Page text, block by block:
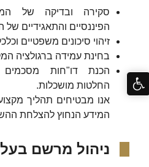
סקירה ובדיקה של
הפיננסיים והתאגידיים
זיהוי סיכונים משפטיים
בחינת עמידה ברגולציה
הכנת דו"חות
החלטות מושכלות.
אנו מבטיחים תהליך
המידע הנחוץ להצלחת
ניהול מרשם